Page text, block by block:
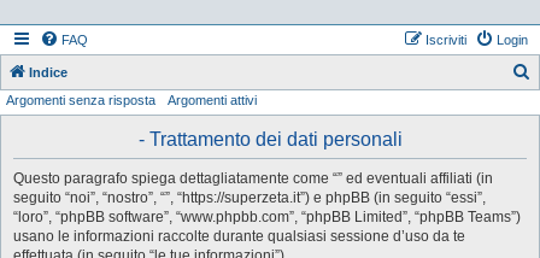
FAQ Login
Iscriviti
Indice
Argomenti senza risposta Argomenti attivi
- Trattamento dei dati personali
Questo paragrafo spiega dettagliatamente come “” ed eventuali affiliati (in
seguito “noi”, “nostro”, “”, “https://superzeta.it”) e phpBB (in seguito “essi”,
“loro”, “phpBB software”, “www.phpbb.com”, “phpBB Limited”, “phpBB Teams”)
usano le informazioni raccolte durante qualsiasi sessione d’uso da te